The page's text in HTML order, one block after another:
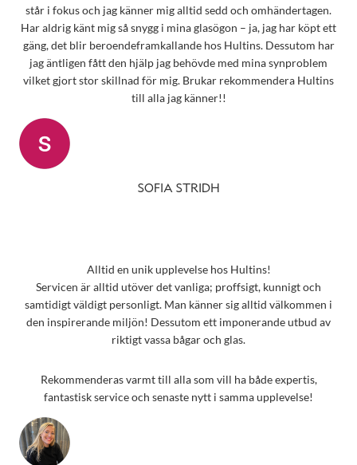
står i fokus och jag känner mig alltid sedd och omhändertagen.
Har aldrig känt mig så snygg i mina glasögon – ja, jag har köpt ett
gäng, det blir beroendeframkallande hos Hultins. Dessutom har
jag äntligen fått den hjälp jag behövde med mina synproblem
vilket gjort stor skillnad för mig. Brukar rekommendera Hultins
till alla jag känner!!
SOFIA STRIDH
Alltid en unik upplevelse hos Hultins!
Servicen är alltid utöver det vanliga; proffsigt, kunnigt och
samtidigt väldigt personligt. Man känner sig alltid välkommen i
den inspirerande miljön! Dessutom ett imponerande utbud av
riktigt vassa bågar och glas.
Rekommenderas varmt till alla som vill ha både expertis,
fantastisk service och senaste nytt i samma upplevelse!